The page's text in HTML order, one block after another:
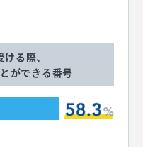
る際、
ができる番号